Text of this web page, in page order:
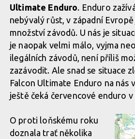
Ultimate Enduro. Enduro
nebývalý růst, v západní
množství závodů. U nás je
je naopak velmi málo, vyjma
ilegálních závodů, není příliš
zazávodit. Ale snad se situace
Falcon Ultimate Enduro na nás
ještě čeká červencové enduro
O proti loňskému roku
doznala trať několika